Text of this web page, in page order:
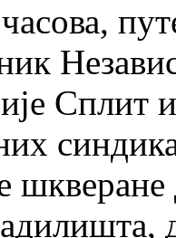
Сплит